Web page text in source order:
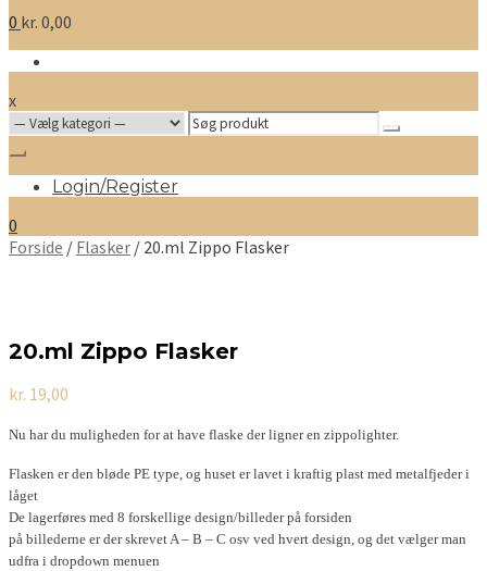
0 kr. 0,00
x
Search
for:
Login/Register
0
Forside / Flasker / 20.ml Zippo Flasker
20.ml Zippo Flasker
kr. 19,00
Nu har du muligheden for at have flaske der ligner en zippolighter.
Flasken er den bløde PE type, og huset er lavet i kraftig plast med metalfjeder i
låget
De lagerføres med 8 forskellige design/billeder på forsiden
på billederne er der skrevet A – B – C osv ved hvert design, og det vælger man
udfra i dropdown menuen